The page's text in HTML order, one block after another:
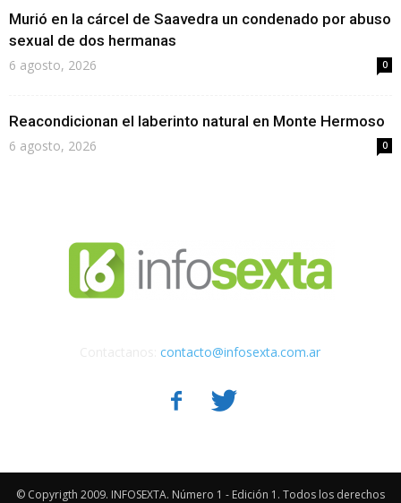
Murió en la cárcel de Saavedra un condenado por abuso
sexual de dos hermanas
6 agosto, 2026 0
Reacondicionan el laberinto natural en Monte Hermoso
6 agosto, 2026 0
contacto@infosexta.com.ar
© Copyrigth 2009. INFOSEXTA. Número 1 - Edición 1. Todos los derechos